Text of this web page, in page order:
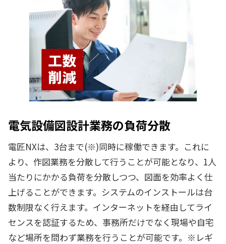
電気設備図設計業務の負荷分散
電匠NXは、3台まで(※)同時に稼働できます。これに
より、作図業務を分散して行うことが可能となり、1人
当たりにかかる負荷を分散しつつ、図面を効率よく仕
上げることができます。システムのインストールは台
数制限なく行えます。インターネットを経由してライ
センスを認証するため、事務所だけでなく現場や自宅
など場所を問わず業務を行うことが可能です。※レギ